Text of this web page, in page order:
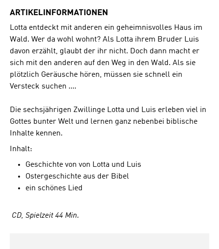
ARTIKELINFORMATIONEN
Lotta entdeckt mit anderen ein geheimnisvolles Haus im
Wald. Wer da wohl wohnt? Als Lotta ihrem Bruder Luis
davon erzählt, glaubt der ihr nicht. Doch dann macht er
sich mit den anderen auf den Weg in den Wald. Als sie
plötzlich Geräusche hören, müssen sie schnell ein
Versteck suchen ....
Die sechsjährigen Zwillinge Lotta und Luis erleben viel in
Gottes bunter Welt und lernen ganz nebenbei biblische
Inhalte kennen.
Inhalt:
Geschichte von von Lotta und Luis
Ostergeschichte aus der Bibel
ein schönes Lied
CD, Spielzeit 44 Min.